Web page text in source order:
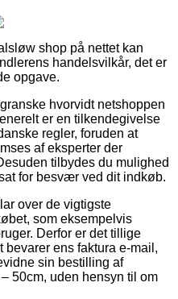
shop på nettet kan
handelsvilkår, det er
opgave.
hvorvidt netshoppen
er en tilkendegivelse
regler, foruden at
af eksperter der
tilbydes du mulighed
for besvær ved dit indkøb.
over de vigtigste
som eksempelvis
Derfor er det tillige
bevarer ens faktura e-mail,
sin bestilling af
50cm, uden hensyn til om